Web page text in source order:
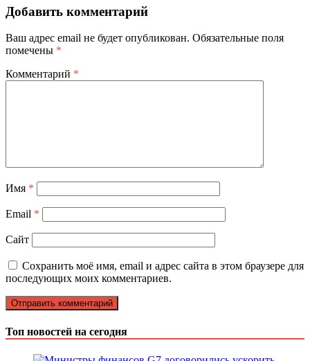
Добавить комментарий
Ваш адрес email не будет опубликован. Обязательные поля
помечены *
Комментарий *
Имя *
Email *
Сайт
Сохранить моё имя, email и адрес сайта в этом браузере для
последующих моих комментариев.
Топ новостей на сегодня